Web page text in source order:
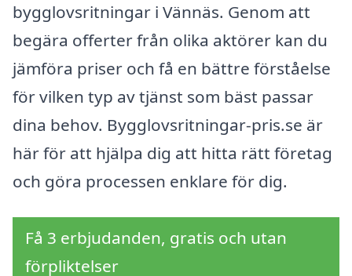
bygglovsritningar i Vännäs. Genom att
begära offerter från olika aktörer kan du
jämföra priser och få en bättre förståelse
för vilken typ av tjänst som bäst passar
dina behov. Bygglovsritningar-pris.se är
här för att hjälpa dig att hitta rätt företag
och göra processen enklare för dig.
Få 3 erbjudanden, gratis och utan
förpliktelser